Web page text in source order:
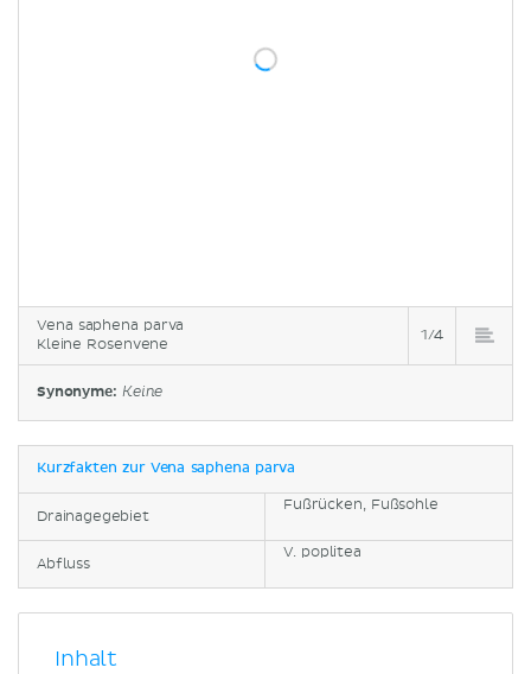
Vena saphena parva
Kleine Rosenvene
1/4
Synonyme: Keine
Kurzfakten zur Vena saphena parva
Drainagegebiet
Fußrücken, Fußsohle
Abfluss
V. poplitea
Inhalt